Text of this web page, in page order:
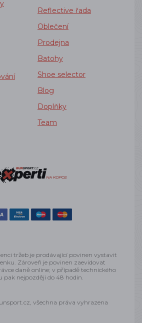
Reflective řada
Oblečení
Prodejna
Batohy
Shoe selector
Blog
Doplňky
Team
tržeb je prodávající povinen vystavit
Zároveň je povinen zaevidovat
daně online; v případě technického
pak nejpozději do 48 hodin.
všechna práva vyhrazena